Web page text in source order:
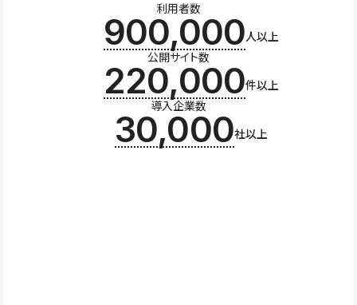
利用者数
900,000人以上
公開サイト数
220,000件以上
導入企業数
30,000社以上